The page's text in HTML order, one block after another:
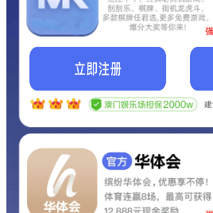
我们即将
我们的网站正
它将是非常棒
联系我们!